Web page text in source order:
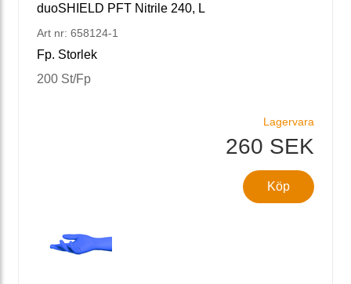
duoSHIELD PFT Nitrile 240, L
Art nr: 658124-1
Fp. Storlek
200 St/Fp
Lagervara
260 SEK
Köp